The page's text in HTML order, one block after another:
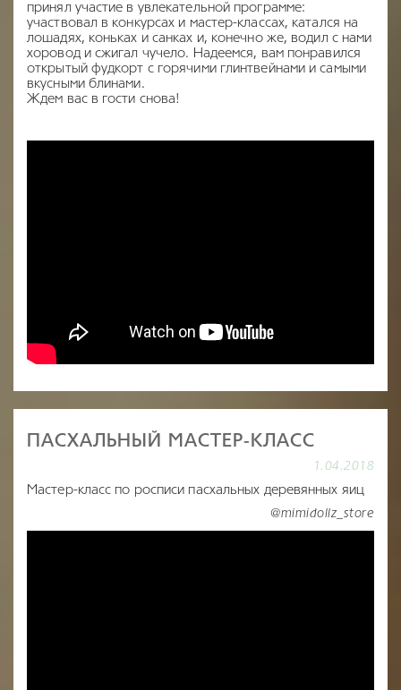
принял участие в увлекательной программе:
участвовал в конкурсах и мастер-классах, катался на
лошадях, коньках и санках и, конечно же, водил с нами
хоровод и сжигал чучело. Надеемся, вам понравился
открытый фудкорт с горячими глинтвейнами и самыми
вкусными блинами.
Ждем вас в гости снова!
ПАСХАЛЬНЫЙ МАСТЕР-КЛАСС
1.04.2018
Мастер-класс по росписи пасхальных деревянных яиц
@mimidollz_store